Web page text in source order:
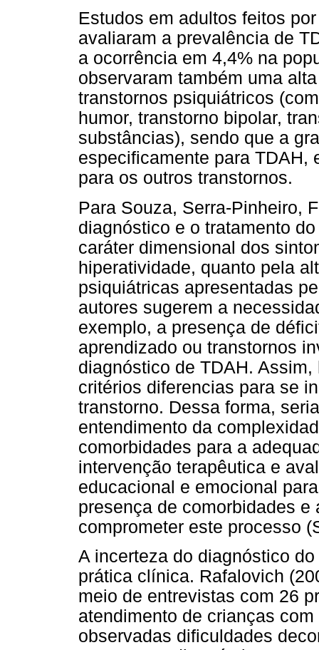
Estudos em adultos feitos
avaliaram a prevalência de
a ocorrência em 4,4% na
observaram também uma
transtornos psiquiátricos
humor, transtorno bipolar,
substâncias), sendo que a
especificamente para TDAH,
para os outros transtornos.
Para Souza, Serra-Pinheiro,
diagnóstico e o tratamento
caráter dimensional dos
hiperatividade, quanto pela
psiquiátricas apresentadas
autores sugerem a
exemplo, a presença de
aprendizado ou transtornos
diagnóstico de TDAH.
critérios diferencias para se
transtorno. Dessa forma,
entendimento da
comorbidades para a
intervenção terapêutica e
educacional e emocional
presença de comorbidades
comprometer este processo
A incerteza do diagnóstico
prática clínica. Rafalovich
meio de entrevistas com 26
atendimento de crianças
observadas dificuldades